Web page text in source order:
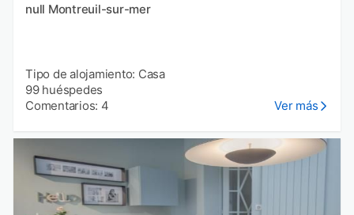
null Montreuil-sur-mer
Tipo de alojamiento: Casa
99 huéspedes
Comentarios: 4
Ver más